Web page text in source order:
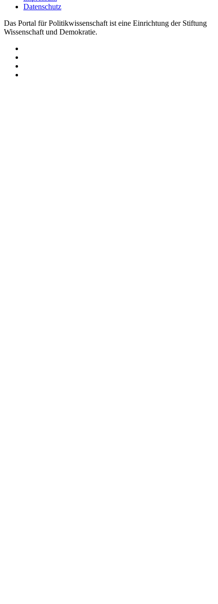
Datenschutz
Das Portal für Politikwissenschaft ist eine Einrichtung der Stiftung
Wissenschaft und Demokratie.